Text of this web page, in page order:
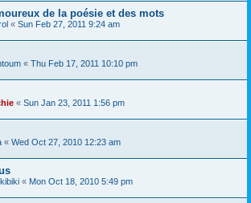
de la poésie et des mots
« Sun Feb 27, 2011 9:24 am
« Thu Feb 17, 2011 10:10 pm
« Sun Jan 23, 2011 1:56 pm
« Wed Oct 27, 2010 12:23 am
« Mon Oct 18, 2010 5:49 pm